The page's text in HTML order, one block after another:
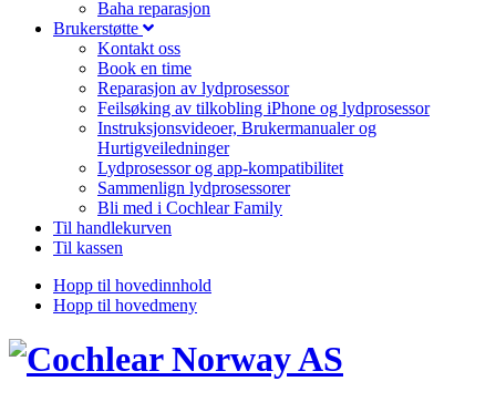
Baha reparasjon
Brukerstøtte
Kontakt oss
Book en time
Reparasjon av lydprosessor
Feilsøking av tilkobling iPhone og lydprosessor
Instruksjonsvideoer, Brukermanualer og
Hurtigveiledninger
Lydprosessor og app-kompatibilitet
Sammenlign lydprosessorer
Bli med i Cochlear Family
Til handlekurven
Til kassen
Hopp til hovedinnhold
Hopp til hovedmeny